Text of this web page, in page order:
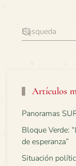
Artículos
Panoramas
Bloque Verde:
de esperanza”
Situación